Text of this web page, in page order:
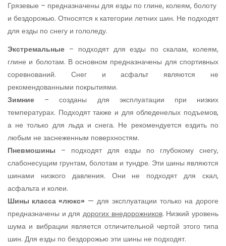
Грязевые – предназначены для езды по глине, колеям, болоту
и бездорожью. Относятся к категории летних шин. Не подходят
для езды по снегу и гололеду.
Экстремальные – подходят для езды по скалам, колеям,
глине и болотам. В основном предназначены для спортивных
соревнований. Снег и асфальт являются не
рекомендованными покрытиями.
Зимние – созданы для эксплуатации при низких
температурах. Подходят также и для обледенелых подъемов,
а не только для льда и снега. Не рекомендуется ездить по
любым не заснеженным поверхностям.
Пневмошины – подходят для езды по глубокому снегу,
слабонесущим грунтам, болотам и тундре. Эти шины являются
шинами низкого давления. Они не подходят для скал,
асфальта и колеи.
Шины класса «люкс» — для эксплуатации только на дороге
предназначены и для дорогих внедорожников. Низкий уровень
шума и вибрации является отличительной чертой этого типа
шин. Для езды по бездорожью эти шины не подходят.